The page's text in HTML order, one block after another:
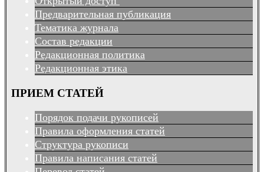
Предварительная публикация
Тематика журнала
Состав редакции
Редакционная политика
Редакционная этика
ПРИЕМ СТАТЕЙ
Порядок подачи рукописей
Правила оформления статей
Структура рукописи
Правила написания статей